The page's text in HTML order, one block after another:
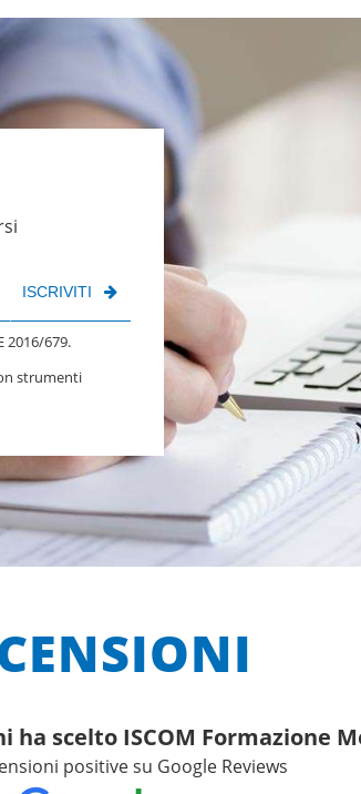
ISCRIVITI
2016/679.
strumenti
ha scelto ISCOM Formazione
positive su Google Reviews